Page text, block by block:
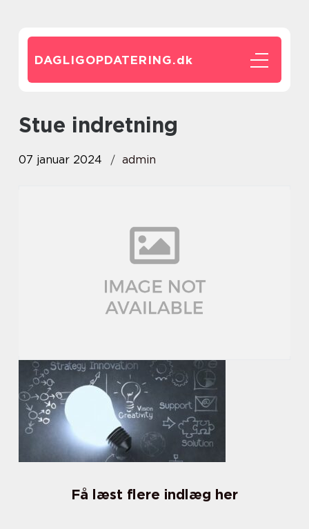
DAGLIGOPDATERING.dk
stue indretning
07 januar 2024 admin
Få læst flere indlæg her